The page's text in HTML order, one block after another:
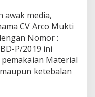
awak media,
CV Arco Mukti
Nomor :
P/2019 ini
Material
ketebalan